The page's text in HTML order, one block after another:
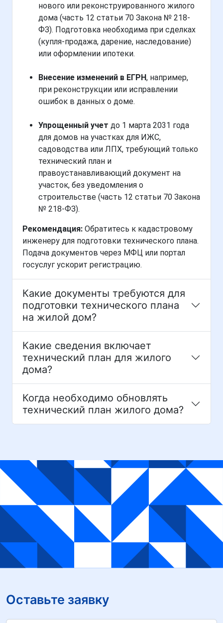
нового или реконструированного жилого
дома (часть 12 статьи 70 Закона № 218-
ФЗ). Подготовка необходима при сделках
(купля-продажа, дарение, наследование)
или оформлении ипотеки.
Внесение изменений в ЕГРН, например,
при реконструкции или исправлении
ошибок в данных о доме.
Упрощенный учет до 1 марта 2031 года
для домов на участках для ИЖС,
садоводства или ЛПХ, требующий только
технический план и
правоустанавливающий документ на
участок, без уведомления о
строительстве (часть 12 статьи 70 Закона
№ 218-ФЗ).
Рекомендация: Обратитесь к кадастровому
инженеру для подготовки технического плана.
Подача документов через МФЦ или портал
госуслуг ускорит регистрацию.
Какие документы требуются для
подготовки технического плана
на жилой дом?
Какие сведения включает
технический план для жилого
дома?
Когда необходимо обновлять
технический план жилого дома?
Оставьте заявку